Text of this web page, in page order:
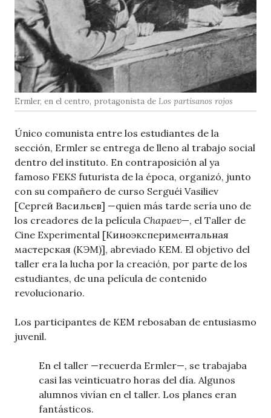
Ermler, en el centro, protagonista de Los partisanos rojos
Único comunista entre los estudiantes de la
sección, Ermler se entrega de lleno al trabajo social
dentro del instituto. En contraposición al ya
famoso FEKS futurista de la época, organizó, junto
con su compañero de curso Serguéi Vasiliev
[Сергей Васильев] —quien más tarde sería uno de
los creadores de la película Chapaev—, el Taller de
Cine Experimental [Киноэкспериментальная
мастерская (КЭМ)], abreviado KEM. El objetivo del
taller era la lucha por la creación, por parte de los
estudiantes, de una película de contenido
revolucionario.
Los participantes de KEM rebosaban de entusiasmo
juvenil.
En el taller —recuerda Ermler—, se trabajaba
casi las veinticuatro horas del día. Algunos
alumnos vivían en el taller. Los planes eran
fantásticos.